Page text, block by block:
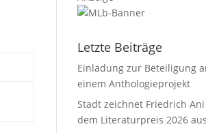
Letzte Beiträge
Einladung zur Beteiligung
einem Anthologieprojekt
Stadt zeichnet Friedrich
dem Literaturpreis 2026 aus